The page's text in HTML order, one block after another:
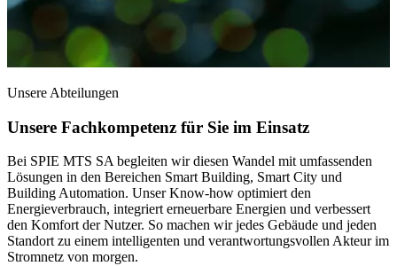
Unsere Abteilungen
Unsere Fachkompetenz für Sie im Einsatz
Bei SPIE MTS SA begleiten wir diesen Wandel mit umfassenden
Lösungen in den Bereichen Smart Building, Smart City und
Building Automation. Unser Know-how optimiert den
Energieverbrauch, integriert erneuerbare Energien und verbessert
den Komfort der Nutzer. So machen wir jedes Gebäude und jeden
Standort zu einem intelligenten und verantwortungsvollen Akteur im
Stromnetz von morgen.